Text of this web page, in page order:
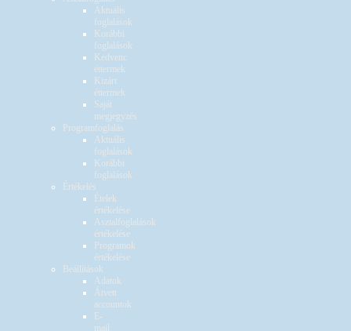
Aktuális
foglalások
Korábbi
foglalások
Kedvenc
éttermek
Kizárt
éttermek
Saját
megjegyzés
Programfoglalás
Aktuális
foglalások
Korábbi
foglalások
Értékelés
Ételek
értékelése
Asztalfoglalások
értékelése
Programok
értékelése
Beállítások
Adatok
Átvett
accountok
E-
mail